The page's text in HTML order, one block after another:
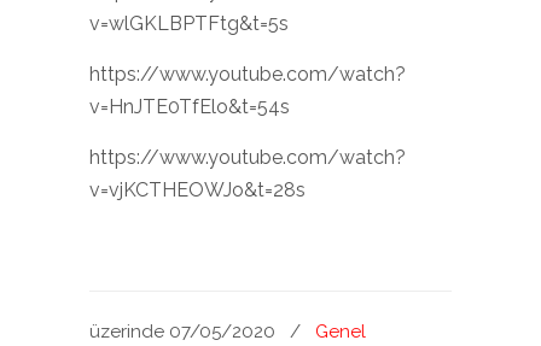
v=wlGKLBPTFtg&t=5s
https://www.youtube.com/watch?
v=HnJTE0TfElo&t=54s
https://www.youtube.com/watch?
v=vjKCTHEOWJo&t=28s
üzerinde 07/05/2020 / Genel